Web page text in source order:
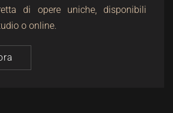
di opere uniche, disponibili
o online.